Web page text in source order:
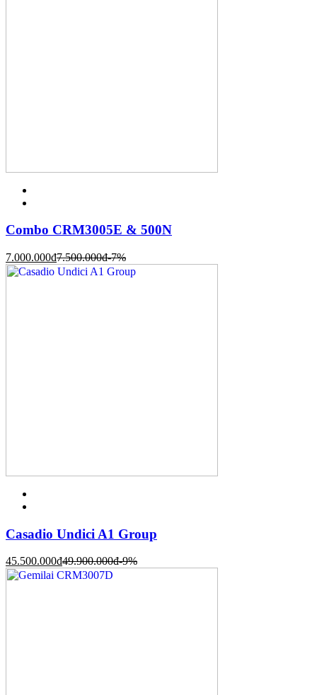
Combo CRM3005E & 500N
7.000.000đ7.500.000đ-7%
Casadio Undici A1 Group
45.500.000đ49.900.000đ-9%